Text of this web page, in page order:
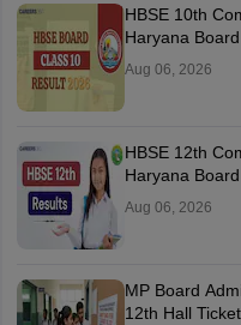
HBSE 10th
Haryana
Aug 06, 2026
HBSE 12th
Haryana
Aug 06, 2026
MP Board
12th Hall